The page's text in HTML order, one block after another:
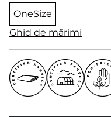
OneSize
Ghid de mărimi